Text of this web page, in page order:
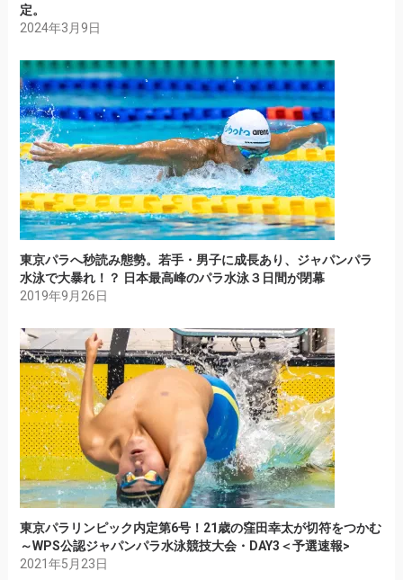
定。
2024年3月9日
東京パラへ秒読み態勢。若手・男子に成長あり、ジャパンパラ
水泳で大暴れ！？ 日本最高峰のパラ水泳３日間が閉幕
2019年9月26日
東京パラリンピック内定第6号！21歳の窪田幸太が切符をつかむ
～WPS公認ジャパンパラ水泳競技大会・DAY3＜予選速報>
2021年5月23日